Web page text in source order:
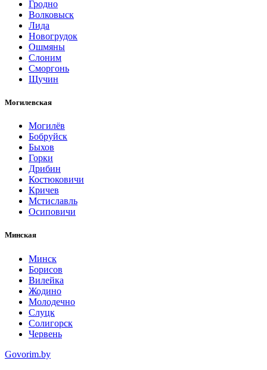
Гродно
Волковыск
Лида
Новогрудок
Ошмяны
Слоним
Сморгонь
Щучин
Могилевская
Могилёв
Бобруйск
Быхов
Горки
Дрибин
Костюковичи
Кричев
Мстиславль
Осиповичи
Минская
Минск
Борисов
Вилейка
Жодино
Молодечно
Слуцк
Солигорск
Червень
Govorim.by